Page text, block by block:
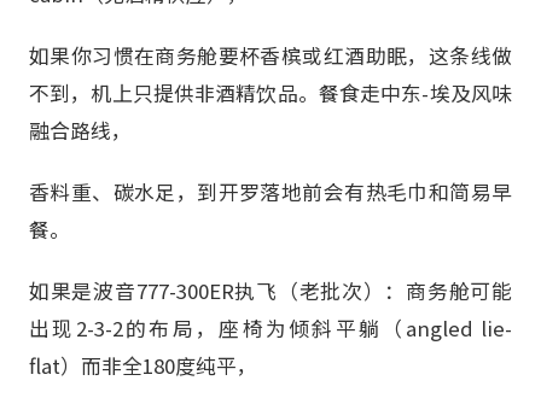
如果你习惯在商务舱要杯香槟或红酒助眠，这条线做
不到，机上只提供非酒精饮品。餐食走中东-埃及风味
融合路线，
香料重、碳水足，到开罗落地前会有热毛巾和简易早
餐。
如果是波音777-300ER执飞（老批次）：商务舱可能
出现2-3-2的布局，座椅为倾斜平躺（angled lie-
flat）而非全180度纯平，